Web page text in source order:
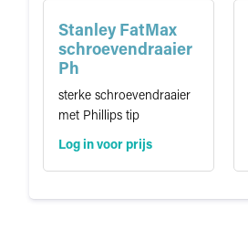
Stanley FatMax
schroevendraaier
Ph
sterke schroevendraaier
met Phillips tip
Log in voor prijs